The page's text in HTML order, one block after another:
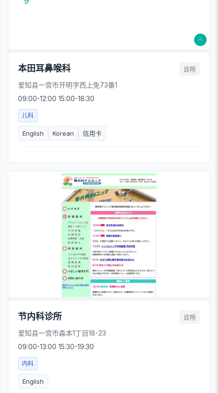
本田耳鼻喉科 诊所
爱知县一宫市开明字西上免73番1
09:00-12:00 15:00-18:30
儿科
English Korean 信用卡
节内科诊所 诊所
爱知县一宫市森本1丁目18-23
09:00-13:00 15:30-19:30
内科
English